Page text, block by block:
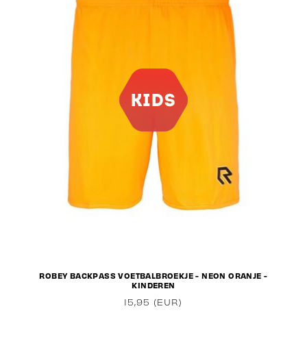
ROBEY BACKPASS VOETBALBROEKJE - NEON ORANJE -
KINDEREN
15,95 (EUR)